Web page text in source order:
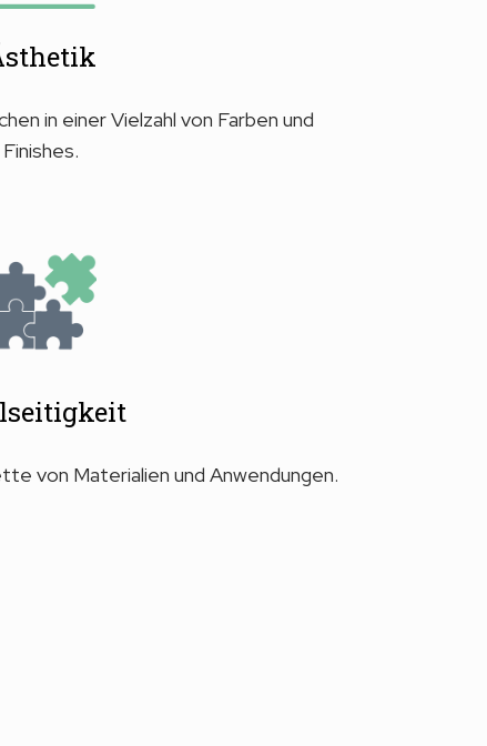
in einer Vielzahl von Farben und
Finishes.
von Materialien und Anwendungen.